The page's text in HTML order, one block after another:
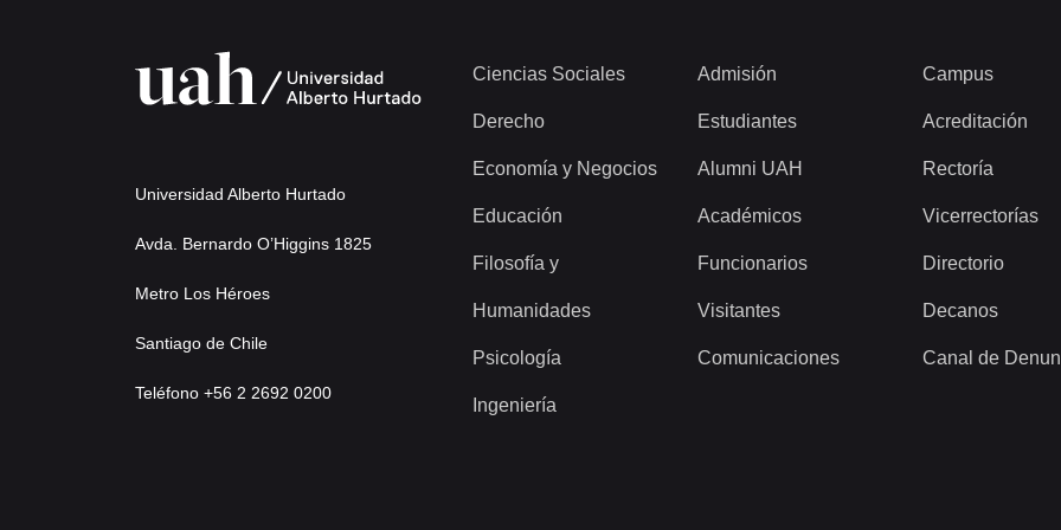
Universidad Alberto Hurtado
Avda. Bernardo O’Higgins 1825
Metro Los Héroes
Santiago de Chile
Teléfono +56 2 2692 0200
Ciencias Sociales
Derecho
Economía y Negocios
Educación
Filosofía y
Humanidades
Psicología
Ingeniería
Admisión
Estudiantes
Alumni UAH
Académicos
Funcionarios
Visitantes
Comunicaciones
Campus
Acreditación
Rectoría
Vicerrectorías
Directorio
Decanos
Canal de